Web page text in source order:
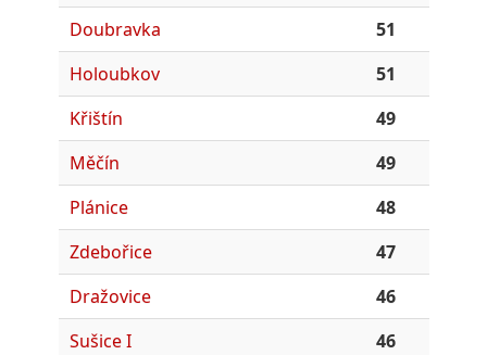
Doubravka
51
Holoubkov
51
Křištín
49
Měčín
49
Plánice
48
Zdebořice
47
Dražovice
46
Sušice I
46